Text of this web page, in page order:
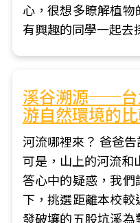
心，很想多瞭解植
有興趣的同學一起去
溪谷溯源──台
游自然環境的
河流哪裡來？ 爸爸告
可是，山上的河流和
答心中的疑惑，我
下，挑選距離本校較
發破壤的五股坑溪為